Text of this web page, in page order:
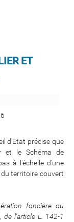
ET
d'Etat précise que
et le Schéma de
à l'échelle d'une
territoire couvert
foncière ou
de l'article L. 142-1